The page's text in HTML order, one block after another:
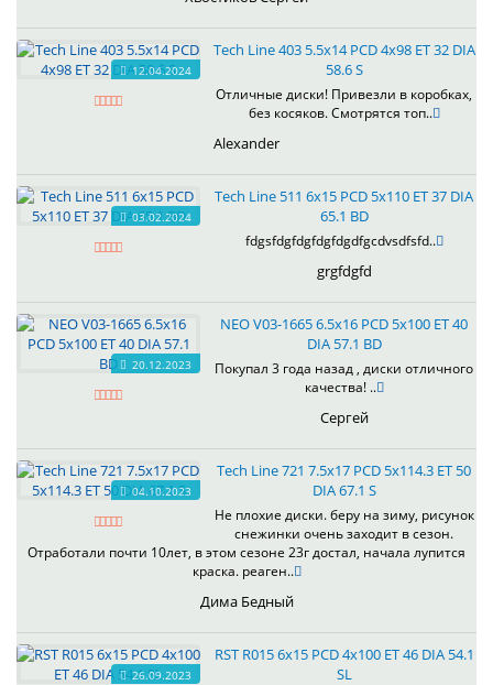
12.04.2024
Tech Line 403 5.5x14 PCD 4x98 ET 32 DIA
58.6 S
Отличные диски! Привезли в коробках,
без косяков. Смотрятся топ..
Alexander
03.02.2024
Tech Line 511 6x15 PCD 5x110 ET 37 DIA
65.1 BD
fdgsfdgfdgfdgfdgdfgcdvsdfsfd..
grgfdgfd
20.12.2023
NEO V03-1665 6.5x16 PCD 5x100 ET 40
DIA 57.1 BD
Покупал 3 года назад , диски отличного
качества! ..
Сергей
04.10.2023
Tech Line 721 7.5x17 PCD 5x114.3 ET 50
DIA 67.1 S
Не плохие диски. беру на зиму, рисунок
снежинки очень заходит в сезон.
Отработали почти 10лет, в этом сезоне 23г достал, начала лупится
краска. реаген..
Дима Бедный
26.09.2023
RST R015 6x15 PCD 4x100 ET 46 DIA 54.1
SL